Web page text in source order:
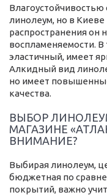
линолеум, но в Киеве
распространения он
воспламеняемости.
эластичный, имеет
Алкидный вид
но имеет
качества.
ВЫБОР
МАГАЗИНЕ
ВНИМАНИЕ?
Выбирая линолеум,
бюджетная по
покрытий, важно